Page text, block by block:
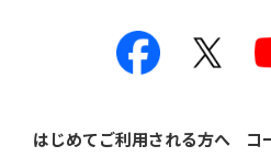
はじめてご利用される方へ コ